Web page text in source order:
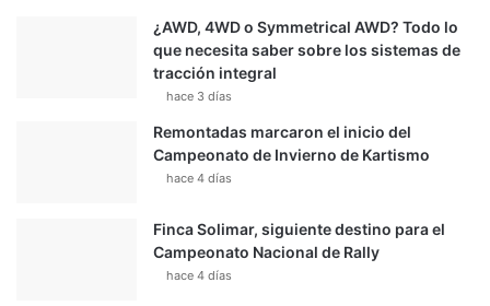
¿AWD, 4WD o Symmetrical AWD? Todo lo
que necesita saber sobre los sistemas de
tracción integral
hace 3 días
Remontadas marcaron el inicio del
Campeonato de Invierno de Kartismo
hace 4 días
Finca Solimar, siguiente destino para el
Campeonato Nacional de Rally
hace 4 días